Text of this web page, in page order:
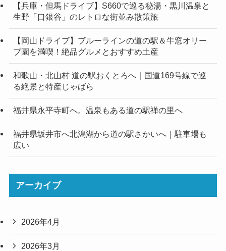
【兵庫・但馬ドライブ】S660で巡る秘湯・黒川温泉と
生野「口銀谷」のレトロな街並み散策旅
【岡山ドライブ】ブルーラインの道の駅＆牛窓オリー
ブ園を満喫！絶品グルメとおすすめ土産
和歌山・北山村 道の駅おくとろへ｜国道169号線で巡
る絶景と特産じゃばら
福井県永平寺町へ。温泉もある道の駅禅の里へ
福井県坂井市へ北潟湖から道の駅さかいへ｜駐車場も
広い
アーカイブ
2026年4月
2026年3月